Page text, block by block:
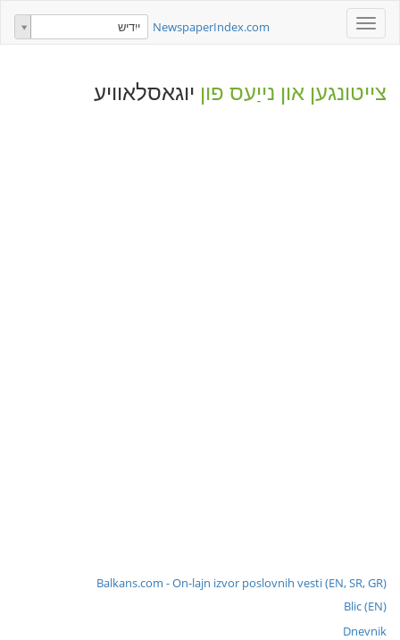
Toggle
navigation
NewspaperIndex.com ייִדיש
צייטונגען און נייַעס פון יוגאסלאוויע
Balkans.com - On-lajn izvor poslovnih vesti (EN, SR, GR)
Blic (EN)
Dnevnik